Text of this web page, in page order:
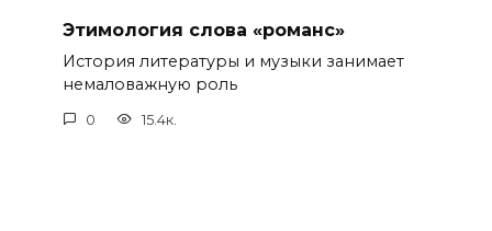
Этимология слова «романс»
История литературы и музыки занимает
немаловажную роль
0 15.4к.